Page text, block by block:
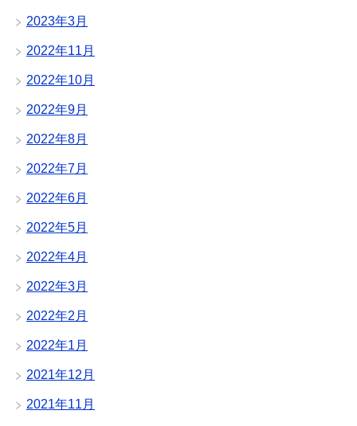
2023年3月
2022年11月
2022年10月
2022年9月
2022年8月
2022年7月
2022年6月
2022年5月
2022年4月
2022年3月
2022年2月
2022年1月
2021年12月
2021年11月